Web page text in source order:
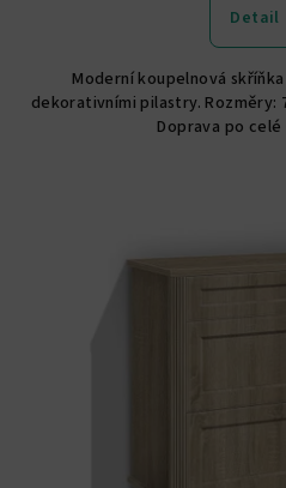
Detail
Moderní koupelnová
dekorativními pilastry. Rozměry:
Doprava po celé